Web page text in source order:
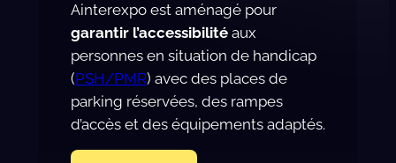
Ainterexpo est aménagé pour
garantir l’accessibilitéaux
personnes en situation de handicap
(PSH/PMR) avec des places de
parking réservées, des rampes
d’accès et des équipements adaptés.